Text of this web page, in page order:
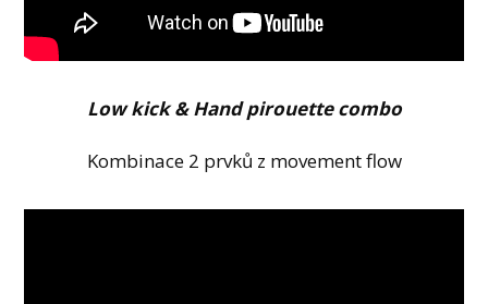
Low kick & Hand pirouette combo
Kombinace 2 prvků z movement flow